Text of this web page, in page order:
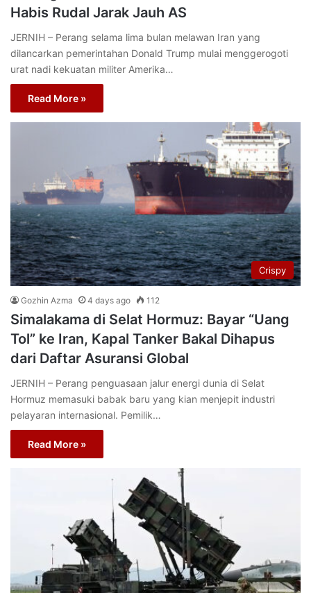
Habis Rudal Jarak Jauh AS
JERNIH – Perang selama lima bulan melawan Iran yang
dilancarkan pemerintahan Donald Trump mulai menggerogoti
urat nadi kekuatan militer Amerika…
Read More »
Crispy
Gozhin Azma 4 days ago 112
Simalakama di Selat Hormuz: Bayar “Uang
Tol” ke Iran, Kapal Tanker Bakal Dihapus
dari Daftar Asuransi Global
JERNIH – Perang penguasaan jalur energi dunia di Selat
Hormuz memasuki babak baru yang kian menjepit industri
pelayaran internasional. Pemilik…
Read More »